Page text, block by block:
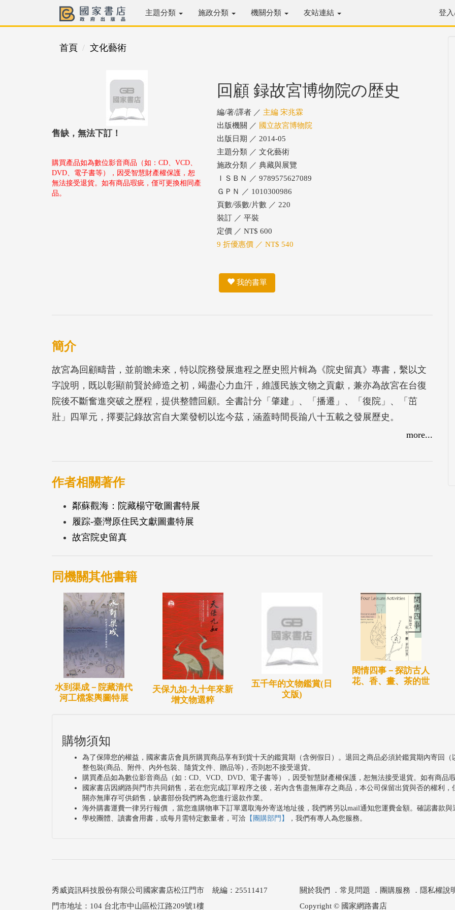
主題分類 施政分類 機關分類 友站連結 登
首頁 文化藝術
售缺，無法下訂！
購買產品如為數位影音商品（如：CD、VCD、
DVD、電子書等），因受智慧財產權保護，恕
無法接受退貨。如有商品瑕疵，僅可更換相同產
品。
回顧 録故宮博物院の歴史
編/著/譯者 ／ 主編 宋兆霖
出版機關 ／ 國立故宮博物院
出版日期 ／ 2014-05
主題分類 ／ 文化藝術
施政分類 ／ 典藏與展覽
ＩＳＢＮ ／ 9789575627089
ＧＰＮ ／ 1010300986
頁數/張數/片數 ／ 220
裝訂 ／ 平裝
定價 ／ NT$ 600
9 折優惠價 ／ NT$ 540
我的書單
簡介
故宮為回顧疇昔，並前瞻未來，特以院務發展進程之歷史照片輯為《院史留真》專書，繫以文
字說明，既以彰顯前賢於締造之初，竭盡心力血汗，維護民族文物之貢獻，兼亦為故宮在台復
院後不斷奮進突破之歷程，提供整體回顧。全書計分「肇建」、「播遷」、「復院」、「茁
壯」四單元，擇要記錄故宮自大業發軔以迄今茲，涵蓋時間長踰八十五載之發展歷史。
more...
作者相關著作
鄰蘇觀海：院藏楊守敬圖書特展
履踪-臺灣原住民文獻圖畫特展
故宮院史留真
同機關其他書籍
水到渠成－院藏清代
河工檔案輿圖特展
天保九如-九十年來新
增文物選粹
五千年的文物鑑賞(日
文版)
閑情四事－探訪古人
花、香、畫、茶的世
購物須知
為了保障您的權益，國家書店會員所購買商品享有到貨十天的鑑賞期（含例假日）。退回之商品必須於鑑賞期內寄回
整包裝(商品、附件、內外包裝、隨貨文件、贈品等)，否則恕不接受退貨。
購買產品如為數位影音商品（如：CD、VCD、DVD、電子書等），因受智慧財產權保護，恕無法接受退貨。如有商品
國家書店因網路與門市共同銷售，若在您完成訂單程序之後，若內含售盡無庫存之商品，本公司保留出貨與否的權利
關亦無庫存可供銷售，缺書部份我們將為您進行退款作業。
海外購書運費一律另行報價 ，當您進購物車下訂單選取海外寄送地址後，我們將另以mail通知您運費金額。確認書款
學校團體、讀書會用書，或每月需特定數量者，可洽 【團購部門】 ，我們有專人為您服務。
秀威資訊科技股份有限公司國家書店松江門市 統編：25511417
門市地址：104 台北市中山區松江路209號1樓
關於我們 ． 常見問題 ． 團購服務 ． 隱私權說
Copyright © 國家網路書店